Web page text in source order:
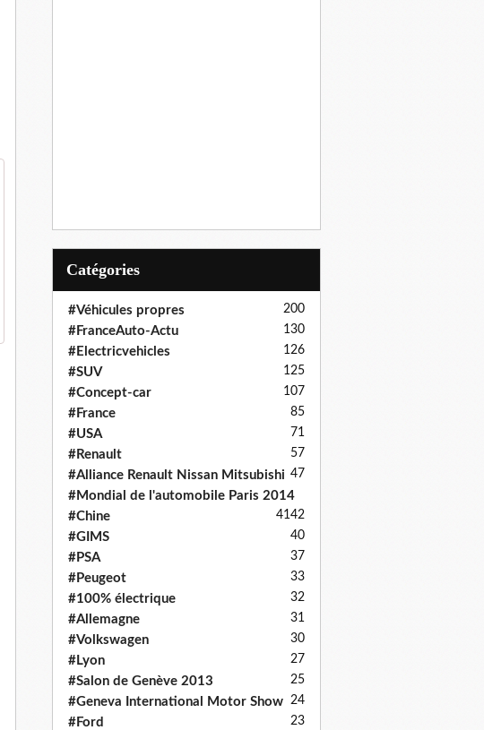
Catégories
#Véhicules propres 200
#FranceAuto-Actu 130
#Electricvehicles 126
#SUV 125
#Concept-car 107
#France 85
#USA 71
#Renault 57
#Alliance Renault Nissan Mitsubishi 47
#Mondial de l'automobile Paris 2014
42
#Chine 41
#GIMS 40
#PSA 37
#Peugeot 33
#100% électrique 32
#Allemagne 31
#Volkswagen 30
#Lyon 27
#Salon de Genève 2013 25
#Geneva International Motor Show 24
#Ford 23